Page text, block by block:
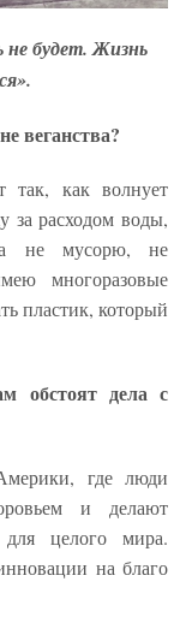
не будет. Жизнь
веганства?
так, как волнует
за расходом воды,
не мусорю, не
многоразовые
пластик, который
обстоят дела с
где люди
и делают
для целого мира.
на благо